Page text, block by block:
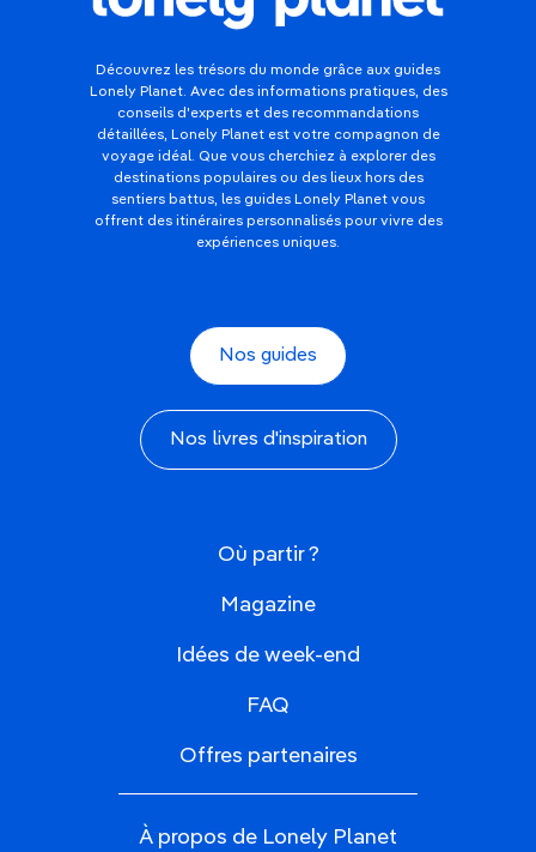
Découvrez les trésors du monde grâce aux guides
Lonely Planet. Avec des informations pratiques, des
conseils d'experts et des recommandations
détaillées, Lonely Planet est votre compagnon de
voyage idéal. Que vous cherchiez à explorer des
destinations populaires ou des lieux hors des
sentiers battus, les guides Lonely Planet vous
offrent des itinéraires personnalisés pour vivre des
expériences uniques.
Nos guides
Nos livres d'inspiration
Où partir ?
Magazine
Idées de week-end
FAQ
Offres partenaires
À propos de Lonely Planet